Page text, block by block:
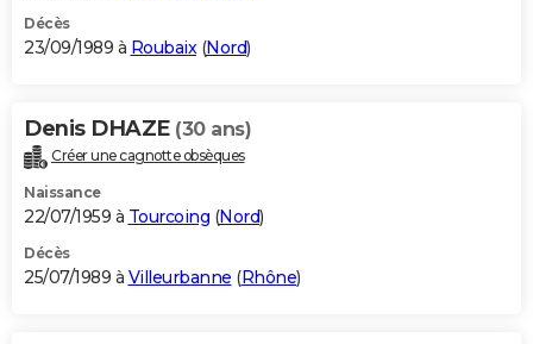
Décès
23/09/1989 à Roubaix(Nord)
Denis DHAZE (30 ans)
Créer une cagnotte obsèques
Naissance
22/07/1959 à Tourcoing (Nord)
Décès
25/07/1989 à Villeurbanne (Rhône)